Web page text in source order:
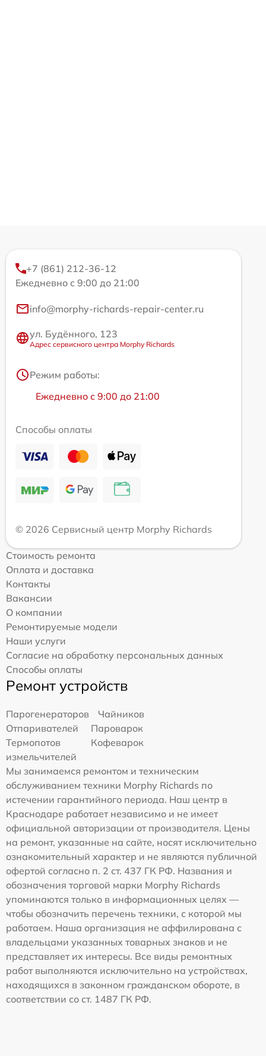
+7 (861) 212-36-12
Ежедневно с 9:00 до 21:00
info@morphy-richards-repair-center.ru
ул. Будённого, 123
Адрес сервисного центра Morphy Richards
Режим работы:
Ежедневно с 9:00 до 21:00
Способы оплаты
© 2026 Сервисный центр Morphy Richards
Стоимость ремонта
Оплата и доставка
Контакты
Вакансии
О компании
Ремонтируемые модели
Наши услуги
Согласие на обработку персональных данных
Способы оплаты
Ремонт устройств
Парогенераторов
Чайников
Отпаривателей
Пароварок
Термопотов
Кофеварок
измельчителей
Мы занимаемся ремонтом и техническим
обслуживанием техники Morphy Richards по
истечении гарантийного периода. Наш центр в
Краснодаре работает независимо и не имеет
официальной авторизации от производителя. Цены
на ремонт, указанные на сайте, носят исключительно
ознакомительный характер и не являются публичной
офертой согласно п. 2 ст. 437 ГК РФ. Названия и
обозначения торговой марки Morphy Richards
упоминаются только в информационных целях —
чтобы обозначить перечень техники, с которой мы
работаем. Наша организация не аффилирована с
владельцами указанных товарных знаков и не
представляет их интересы. Все виды ремонтных
работ выполняются исключительно на устройствах,
находящихся в законном гражданском обороте, в
соответствии со ст. 1487 ГК РФ.